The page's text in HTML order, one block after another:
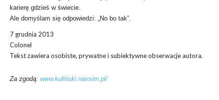
karierę gdzieś w świecie.
Ale domyślam się odpowiedzi: „No bo tak”.
7 grudnia 2013
Colonel
Tekst zawiera osobiste, prywatne i subiektywne obserwacje autora.
Za zgodą: www.kuliński.navsim.pl/